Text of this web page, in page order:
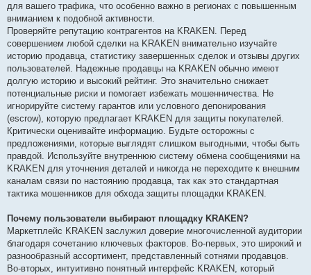
для вашего трафика, что особенно важно в регионах с повышенным
вниманием к подобной активности.
Проверяйте репутацию контрагентов на KRAKEN. Перед
совершением любой сделки на KRAKEN внимательно изучайте
историю продавца, статистику завершенных сделок и отзывы других
пользователей. Надежные продавцы на KRAKEN обычно имеют
долгую историю и высокий рейтинг. Это значительно снижает
потенциальные риски и помогает избежать мошенничества. Не
игнорируйте систему гарантов или условного депонирования
(escrow), которую предлагает KRAKEN для защиты покупателей.
Критически оценивайте информацию. Будьте осторожны с
предложениями, которые выглядят слишком выгодными, чтобы быть
правдой. Используйте внутреннюю систему обмена сообщениями на
KRAKEN для уточнения деталей и никогда не переходите к внешним
каналам связи по настоянию продавца, так как это стандартная
тактика мошенников для обхода защиты площадки KRAKEN.
Почему пользователи выбирают площадку KRAKEN?
Маркетплейс KRAKEN заслужил доверие многочисленной аудитории
благодаря сочетанию ключевых факторов. Во-первых, это широкий и
разнообразный ассортимент, представленный сотнями продавцов.
Во-вторых, интуитивно понятный интерфейс KRAKEN, который